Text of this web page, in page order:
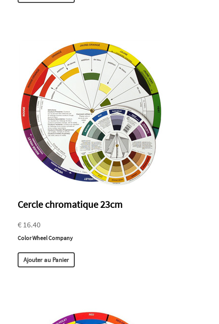
Cercle chromatique 23cm
€ 16.40
Color Wheel Company
Ajouter au Panier